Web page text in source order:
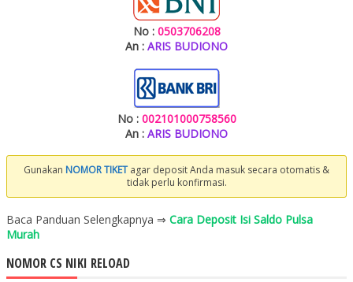
No : 0503706208
An : ARIS BUDIONO
No : 002101000758560
An : ARIS BUDIONO
Gunakan NOMOR TIKET agar deposit Anda masuk secara otomatis &
tidak perlu konfirmasi.
Baca Panduan Selengkapnya ⇒ Cara Deposit Isi Saldo Pulsa
Murah
NOMOR CS NIKI RELOAD